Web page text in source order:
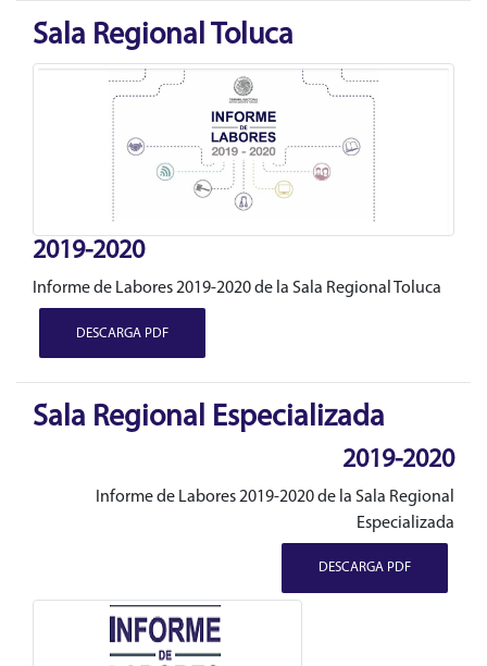
Sala Regional Toluca
2019-2020
Informe de Labores 2019-2020 de la Sala Regional Toluca
DESCARGA PDF
Sala Regional Especializada
2019-2020
Informe de Labores 2019-2020 de la Sala Regional
Especializada
DESCARGA PDF